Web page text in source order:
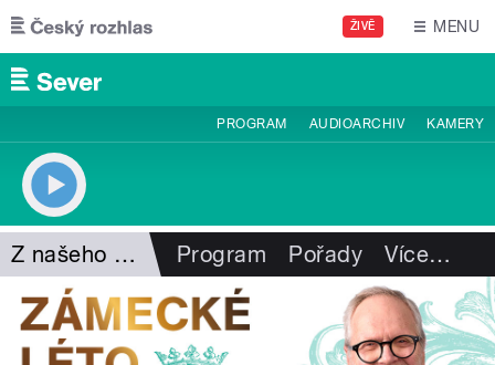
Přejít k hlavnímu obsahu
ŽIVĚ MENU
PROGRAM AUDIOARCHIV KAMERY
Z našeho vysílání Program Pořady Více…